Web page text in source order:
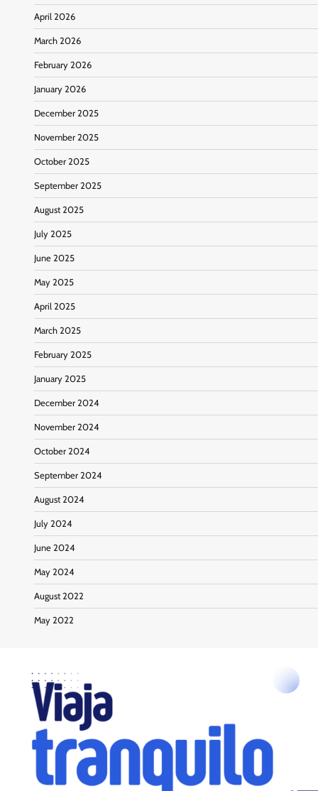
April 2026
March 2026
February 2026
January 2026
December 2025
November 2025
October 2025
September 2025
August 2025
July 2025
June 2025
May 2025
April 2025
March 2025
February 2025
January 2025
December 2024
November 2024
October 2024
September 2024
August 2024
July 2024
June 2024
May 2024
August 2022
May 2022